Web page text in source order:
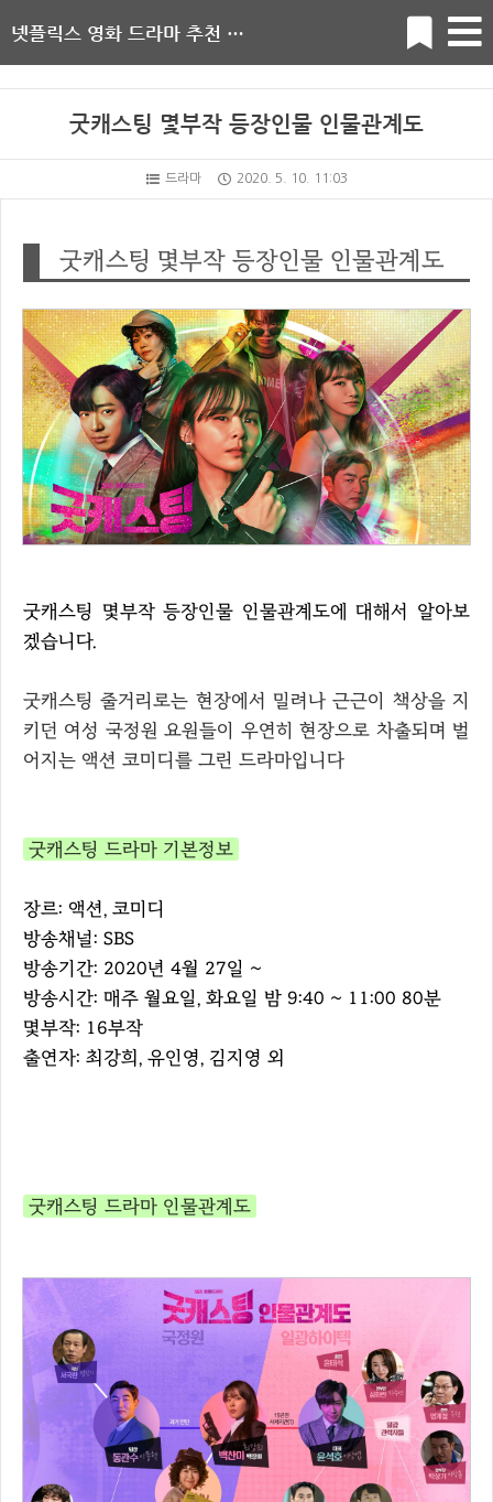
넷플릭스 영화 드라마 추천 순위
굿캐스팅 몇부작 등장인물 인물관계도
드라마 2020. 5. 10. 11:03
굿캐스팅 몇부작 등장인물 인물관계도
굿캐스팅 몇부작 등장인물 인물관계도에 대해서 알아보
겠습니다.
굿캐스팅 줄거리로는 현장에서 밀려나 근근이 책상을 지
키던 여성 국정원 요원들이 우연히 현장으로 차출되며 벌
어지는 액션 코미디를 그린 드라마입니다
굿캐스팅 드라마 기본정보
장르: 액션, 코미디
방송채널: SBS
방송기간: 2020년 4월 27일 ~
방송시간: 매주 월요일, 화요일 밤 9:40 ~ 11:00 80분
몇부작: 16부작
출연자: 최강희, 유인영, 김지영 외
굿캐스팅 드라마 인물관계도